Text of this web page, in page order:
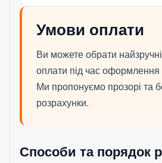
Умови оплати
Ви можете обрати
оплати під час
Ми пропонуємо прозорі та
розрахунки.
Способи та порядок